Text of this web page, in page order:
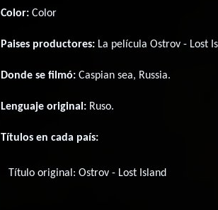
Color: Color
Paises productores: La película Ostrov - Lost
Donde se filmó: Caspian sea, Russia.
Lenguaje original: Ruso.
Títulos en cada país:
Título original: Ostrov - Lost Island